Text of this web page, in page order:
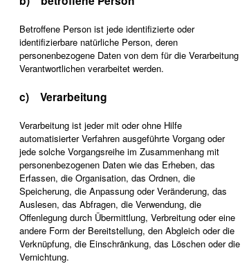
Betroffene Person ist jede identifizierte oder
identifizierbare natürliche Person, deren
personenbezogene Daten von dem für die Verarbeitung
Verantwortlichen verarbeitet werden.
c) Verarbeitung
Verarbeitung ist jeder mit oder ohne Hilfe
automatisierter Verfahren ausgeführte Vorgang oder
jede solche Vorgangsreihe im Zusammenhang mit
personenbezogenen Daten wie das Erheben, das
Erfassen, die Organisation, das Ordnen, die
Speicherung, die Anpassung oder Veränderung, das
Auslesen, das Abfragen, die Verwendung, die
Offenlegung durch Übermittlung, Verbreitung oder eine
andere Form der Bereitstellung, den Abgleich oder die
Verknüpfung, die Einschränkung, das Löschen oder die
Vernichtung.